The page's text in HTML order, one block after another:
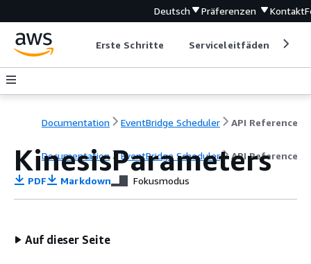
Deutsch Präferenzen Kontakt
Erste Schritte Serviceleitfäden
Documentation EventBridge Scheduler API Reference
Documentation EventBridge Scheduler API Reference
KinesisParameters
PDF Markdown Fokusmodus
Auf dieser Seite